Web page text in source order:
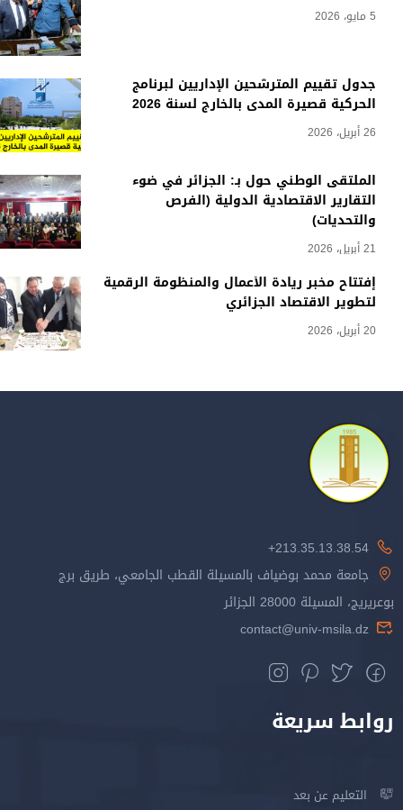
5 مايو، 2026
جدول تقييم المترشحين الإداريين لبرنامج
الحركية قصيرة المدى بالخارج لسنة 2026
26 أبريل، 2026
الملتقى الوطني حول بـ: الجزائر في ضوء
التقارير الاقتصادية الدولية (الفرص
والتحديات)
21 أبريل، 2026
إفتتاح مخبر ريادة الأعمال والمنظومة الرقمية
لتطوير الاقتصاد الجزائري
20 أبريل، 2026
213.35.13.38.54+
جامعة محمد بوضياف بالمسيلة القطب الجامعي، طريق برج
بوعريريج، المسيلة 28000 الجزائر
contact@univ-msila.dz
روابط سريعة
التعليم عن بعد